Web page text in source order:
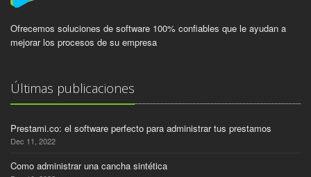
Ofrecemos soluciones de software 100% confiables que le ayudan a
mejorar los procesos de su empresa
Últimas publicaciones
Prestami.co: el software perfecto para administrar tus prestamos
Dec 11, 2022
Como administrar una cancha sintética